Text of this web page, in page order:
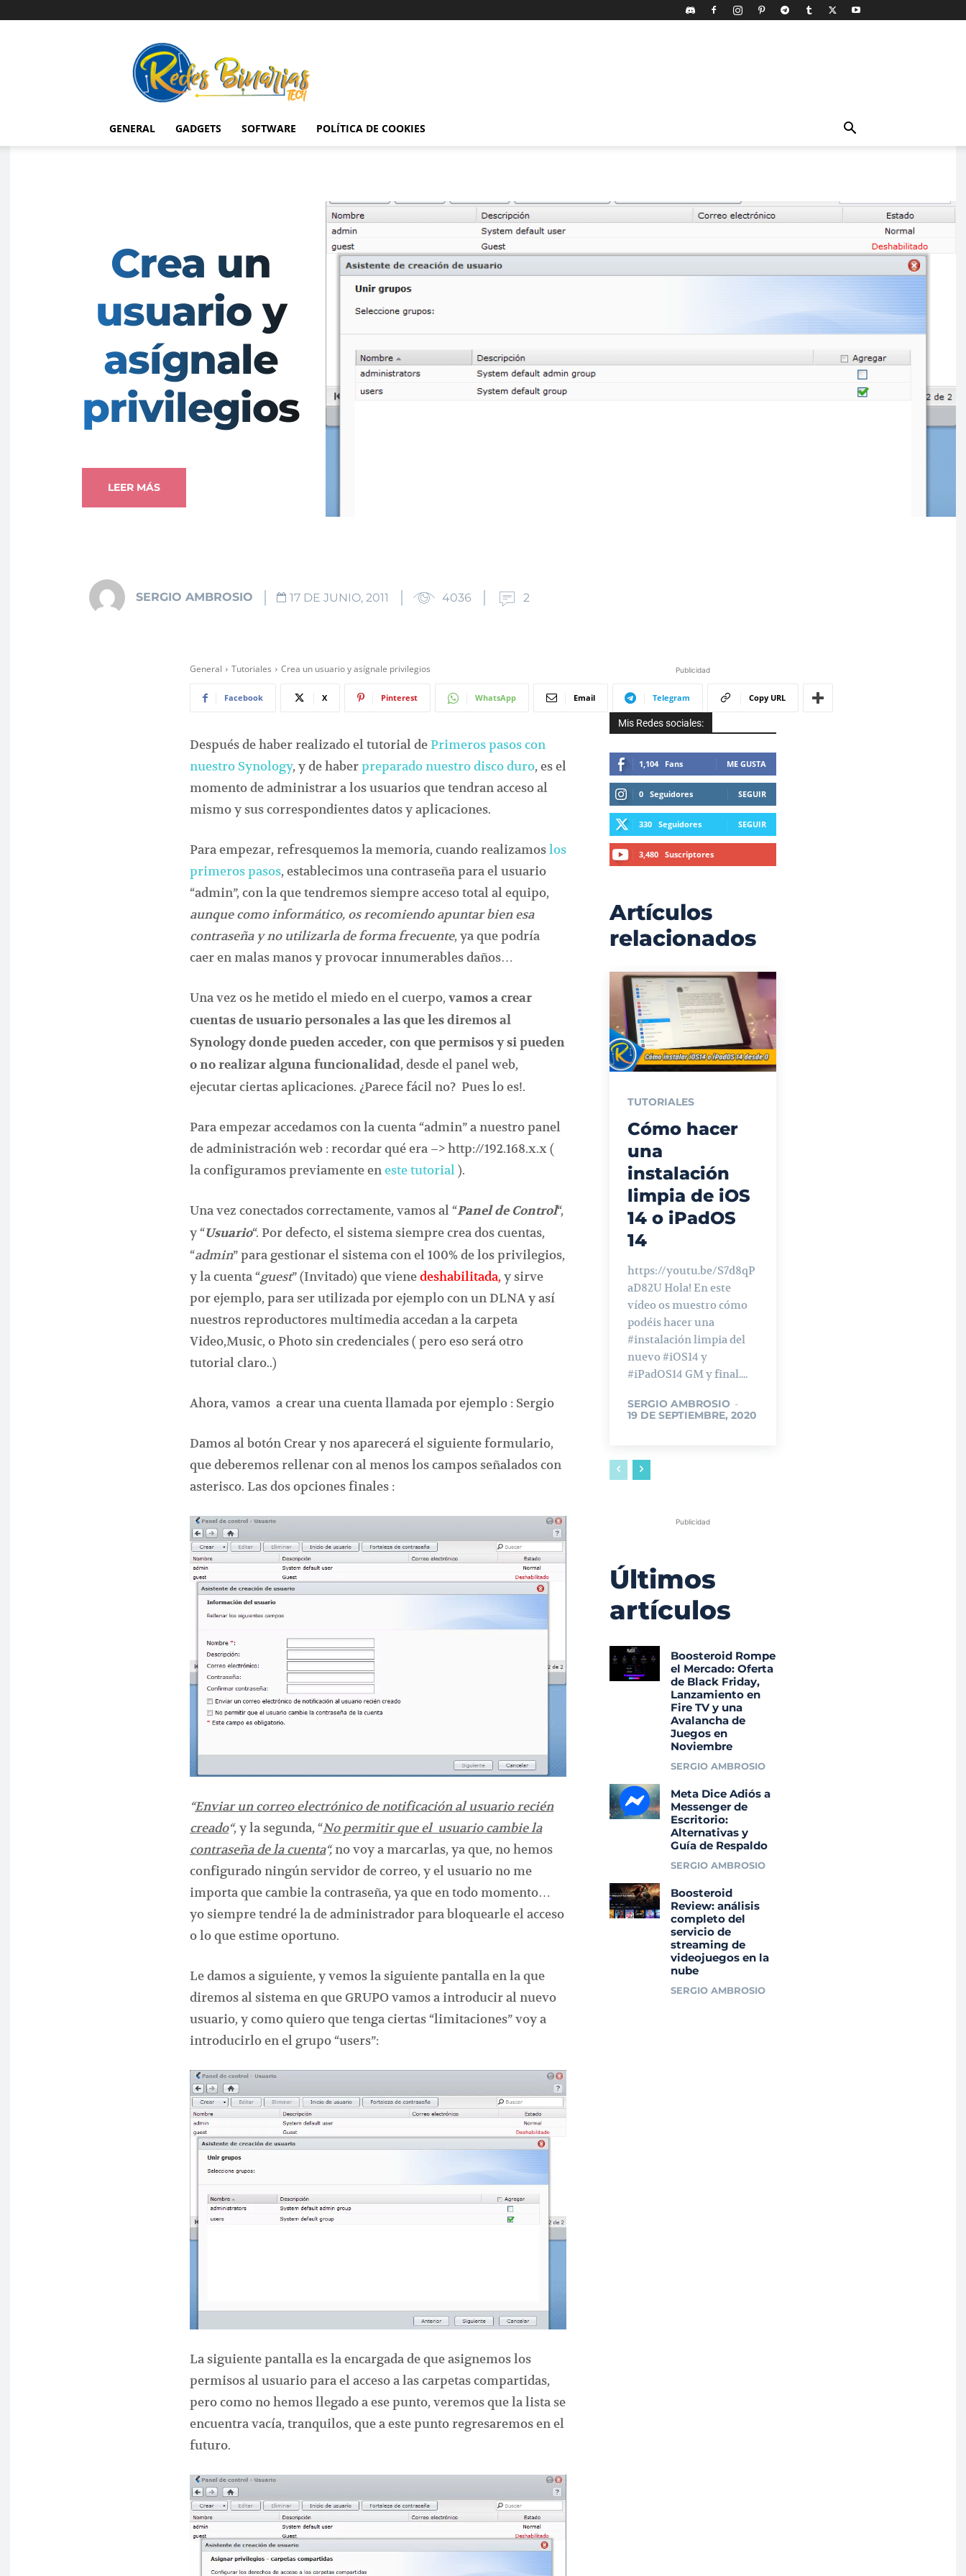
Binarias
Tech
GENERAL GADGETS SOFTWARE POLÍTICA DE COOKIES
Crea un
usuario y
asígnale
privilegios
LEER MÁS
SERGIO AMBROSIO 17 DE JUNIO, 2011 4036 2
General Tutoriales Crea un usuario y asígnale privilegios
Facebook X Pinterest WhatsApp Email Telegram Copy URL
Después de haber realizado el tutorial dePrimeros pasos con
nuestro Synology, y de haberpreparado nuestro disco duro, es el
momento de administrar a los usuarios que tendran acceso al
mismo y sus correspondientes datos y aplicaciones.
Para empezar, refresquemos la memoria, cuando realizamoslos
primeros pasos, establecimos una contraseña para el usuario
“admin”, con la que tendremos siempre acceso total al equipo,
aunque como informático, os recomiendo apuntar bien esa
contraseña y no utilizarla de forma frecuente, ya que podría
caer en malas manos y provocar innumerables daños…
Una vez os he metido el miedo en el cuerpo,vamos a crear
cuentas de usuario personales a las que les diremos al
Synologydonde pueden acceder, con que permisos y si pueden
o no realizar alguna funcionalidad, desde el panel web,
ejecutar ciertas aplicaciones. ¿Parece fácil no? Pues lo es!.
Para empezar accedamos con la cuenta “admin” a nuestro panel
de administración web : recordar qué era –> http://192.168.x.x (
la configuramos previamente eneste tutorial).
Una vez conectados correctamente, vamos al “Panel de Control“,
y “Usuario“. Por defecto, el sistema siempre crea dos cuentas,
“admin” para gestionar el sistema con el 100% de los privilegios,
y la cuenta “guest” (Invitado) que vienedeshabilitada,y sirve
por ejemplo, para ser utilizada por ejemplo con un DLNA y así
nuestros reproductores multimedia accedan a la carpeta
Video,Music, o Photo sin credenciales ( pero eso será otro
tutorial claro..)
Ahora, vamos a crear una cuenta llamada por ejemplo : Sergio
Damos al botón Crear y nos aparecerá el siguiente formulario,
que deberemos rellenar con al menos los campos señalados con
asterisco. Las dos opciones finales :
“Enviar un correo electrónico de notificación al usuario recién
creado“, y la segunda, “No permitir que el usuario cambie la
contraseña de la cuenta“,no voy a marcarlas, ya que, no hemos
configurado ningún servidor de correo, y el usuario no me
importa que cambie la contraseña, ya que en todo momento…
yo siempre tendré la de administrador para bloquearle el acceso
o lo que estime oportuno.
Le damos a siguiente, y vemos la siguiente pantalla en la que
diremos al sistema en que GRUPO vamos a introducir al nuevo
usuario, y como quiero que tenga ciertas “limitaciones” voy a
introducirlo en el grupo “users”:
La siguiente pantalla es la encargada de que asignemos los
permisos al usuario para el acceso a las carpetas compartidas,
pero como no hemos llegado a ese punto, veremos que la lista se
encuentra vacía, tranquilos, que a este punto regresaremos en el
futuro.
Publicidad
Mis Redes sociales:
1,104 Fans ME GUSTA
0 Seguidores SEGUIR
330 Seguidores SEGUIR
3,480 Suscriptores
Artículos
relacionados
TUTORIALES
Cómo hacer
una
instalación
limpia de iOS
14 o iPadOS
14
https://youtu.be/S7d8qP
aD82U Hola! En este
vídeo os muestro cómo
podéis hacer una
#instalación limpia del
nuevo #iOS14 y
#iPadOS14 GM y final....
SERGIO AMBROSIO -
19 DE SEPTIEMBRE, 2020
Publicidad
Últimos
artículos
Boosteroid Rompe
el Mercado: Oferta
de Black Friday,
Lanzamiento en
Fire TV y una
Avalancha de
Juegos en
Noviembre
SERGIO AMBROSIO
Meta Dice Adiós a
Messenger de
Escritorio:
Alternativas y
Guía de Respaldo
SERGIO AMBROSIO
Boosteroid
Review: análisis
completo del
servicio de
streaming de
videojuegos en la
nube
SERGIO AMBROSIO